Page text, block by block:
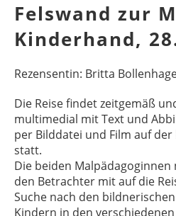
Felswand zur
Kinderhand,
Rezensentin: Britta
Die Reise findet zeitgemäß
multimedial mit Text und
per Bilddatei und Film auf der
statt.
Die beiden
den Betrachter mit auf die
Suche nach den
Kindern in den